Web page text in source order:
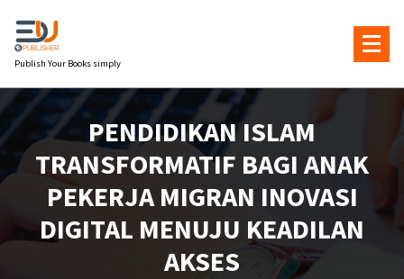
konten
Publish Your Books simply
PENDIDIKAN ISLAM
TRANSFORMATIF BAGI ANAK
PEKERJA MIGRAN INOVASI
DIGITAL MENUJU KEADILAN
AKSES